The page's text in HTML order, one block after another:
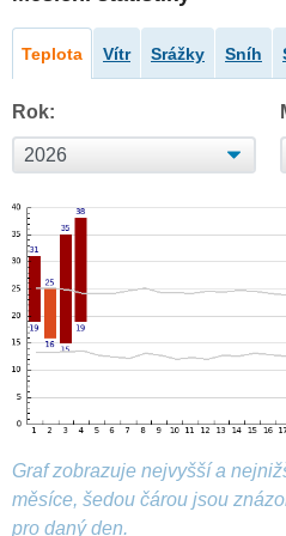
Teplota Vítr Srážky Sníh
Rok:
Graf zobrazuje nejvyšší a
měsíce, šedou čárou jsou
pro daný den.